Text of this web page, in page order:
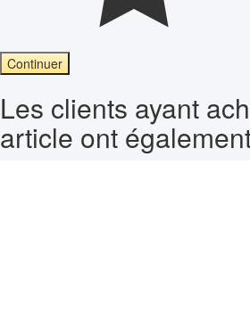
Continuer
Les clients ayant
article ont